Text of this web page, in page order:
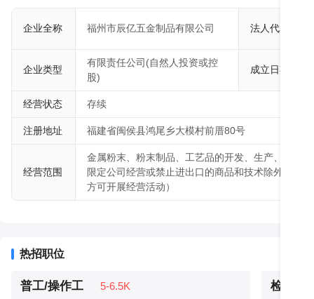
企业全称 福州市辰亿五金制品有限公司 法人代表
企业类型
有限责任公司(自然人投资或控
股)
成立日期
经营状态 存续
注册地址 福建省闽侯县鸿尾乡大模村前厝80号
经营范围
金属粉末、粉末制品、工艺品的开发、生产、销售
限定公司经营或禁止进出口的商品和技术除外。（
方可开展经营活动）
热招职位
普工/操作工 5-6.5K 检验员